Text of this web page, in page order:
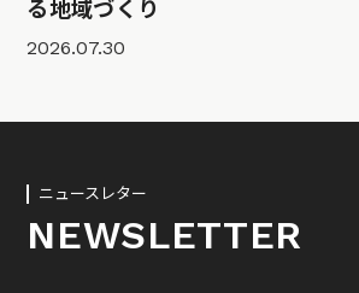
る地域づくり
2026.07.30
ニュースレター
NEWSLETTER